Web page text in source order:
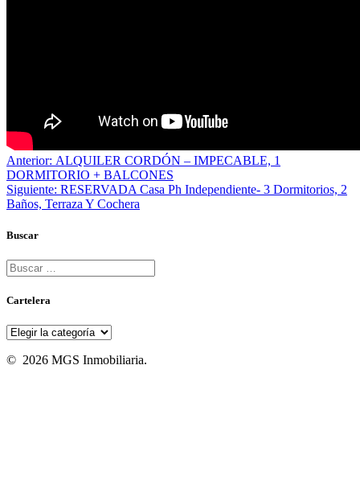
Navegación
de
entradas
Anterior: Entrada
anterior:
ALQUILER CORDÓN – IMPECABLE, 1
DORMITORIO + BALCONES
Siguiente: Siguiente
entrada:
RESERVADA Casa Ph Independiente- 3 Dormitorios, 2
Baños, Terraza Y Cochera
Buscar
Buscar:
Cartelera
Cartelera
© 2026 MGS Inmobiliaria.